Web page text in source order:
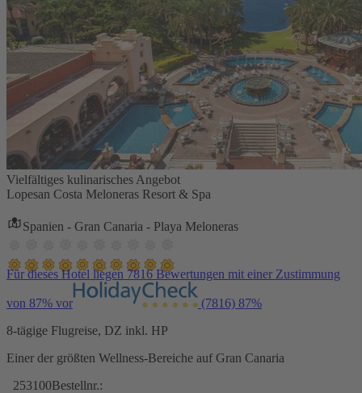
Vielfältiges kulinarisches Angebot
Lopesan Costa Meloneras Resort & Spa
Spanien - Gran Canaria - Playa Meloneras
Für dieses Hotel liegen 7816 Bewertungen mit einer Zustimmung
von 87% vor (7816) 87%
8-tägige Flugreise, DZ inkl. HP
Einer der größten Wellness-Bereiche auf Gran Canaria
253100Bestellnr.: